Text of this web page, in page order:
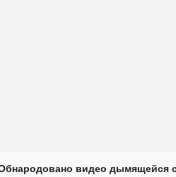
видео дымящейся